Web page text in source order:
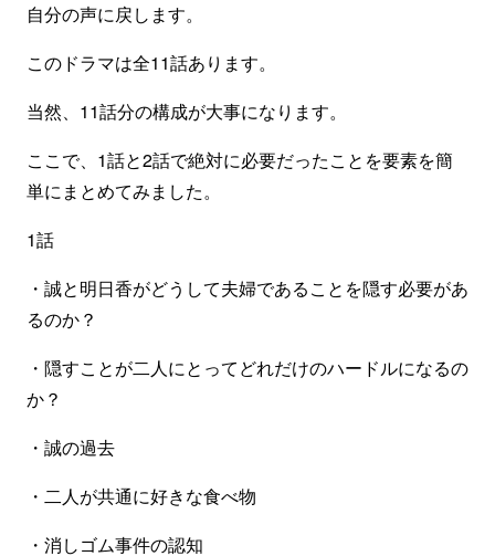
自分の声に戻します。
このドラマは全11話あります。
当然、11話分の構成が大事になります。
ここで、1話と2話で絶対に必要だったことを要素を簡
単にまとめてみました。
1話
・誠と明日香がどうして夫婦であることを隠す必要があ
るのか？
・隠すことが二人にとってどれだけのハードルになるの
か？
・誠の過去
・二人が共通に好きな食べ物
・消しゴム事件の認知